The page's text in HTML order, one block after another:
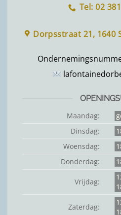
Tel: 02
Dorpsstraat 21, 1640
Maandag:
Dinsdag:
Woensdag:
Donderdag:
Vrijdag:
Zaterdag: